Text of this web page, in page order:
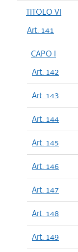
TITOLO VI
Art. 141
CAPO I
Art. 142
Art. 143
Art. 144
Art. 145
Art. 146
Art. 147
Art. 148
Art. 149